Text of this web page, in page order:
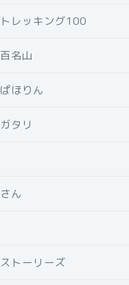
レッキング100
名山
ほりん
タリ
ん
トーリーズ